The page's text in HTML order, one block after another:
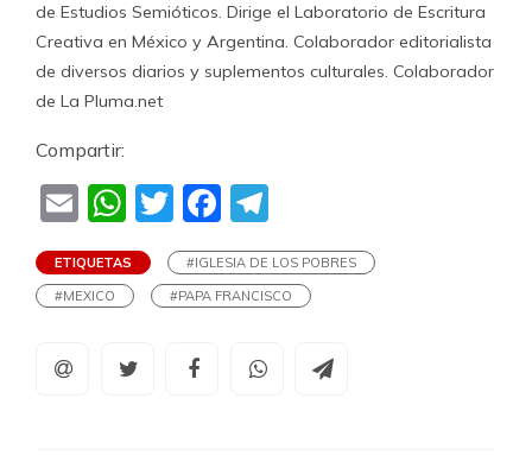
de Estudios Semióticos. Dirige el Laboratorio de Escritura
Creativa en México y Argentina. Colaborador editorialista
de diversos diarios y suplementos culturales. Colaborador
de La Pluma.net
Compartir:
EmailWhatsApp
TwitterFacebook
ETIQUETAS
#IGLESIA DE LOS POBRES
#MEXICO
#PAPA FRANCISCO